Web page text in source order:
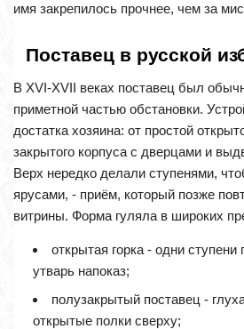
имя закрепилось прочнее, чем за
Поставец в русской
В XVI-XVII веках поставец был
приметной частью обстановки.
достатка хозяина: от простой
закрытого корпуса с дверцами и
Верх нередко делали ступенями,
ярусами, - приём, который позже
витрины. Форма гуляла в широких
открытая горка - одни
утварь напоказ;
полузакрытый поставец -
открытые полки сверху;